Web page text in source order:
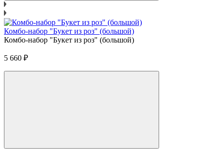
Комбо-набор "Букет из роз" (большой)
Комбо-набор "Букет из роз" (большой)
5 660 ₽